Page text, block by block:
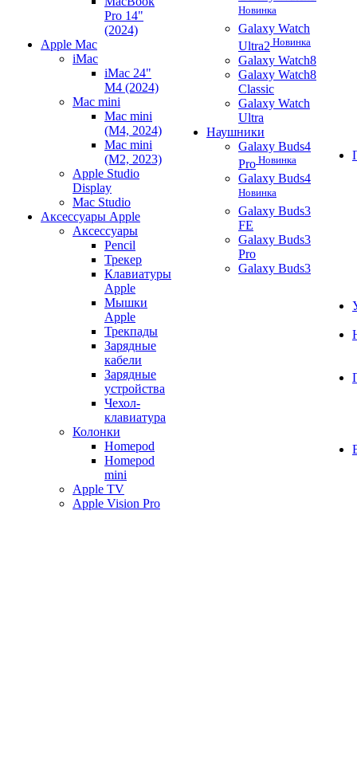
Pro 14"
(2024)
Apple Mac
iMac
iMac 24"
M4 (2024)
Mac mini
Mac mini
(M4, 2024)
Mac mini
(M2, 2023)
Apple Studio
Display
Mac Studio
Аксессуары Apple
Аксессуары
Pencil
Трекер
Клавиатуры
Apple
Мышки
Apple
Трекпады
Зарядные
кабели
Зарядные
устройства
Чехол-
клавиатура
Колонки
Homepod
Homepod
mini
Apple TV
Apple Vision Pro
Новинка
Galaxy Watch
Ultra2 Новинка
Galaxy Watch8
Galaxy Watch8
Classic
Galaxy Watch
Ultra
Наушники
Galaxy Buds4
Pro Новинка
Galaxy Buds4
Новинка
Galaxy Buds3
FE
Galaxy Buds3
Pro
Galaxy Buds3